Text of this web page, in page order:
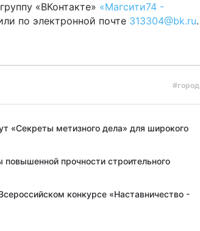
«ВКонтакте» «Магсити74 -
по электронной почте 313304@bk.ru.
#город
метизного дела» для широкого
прочности строительного
конкурсе «Наставничество -